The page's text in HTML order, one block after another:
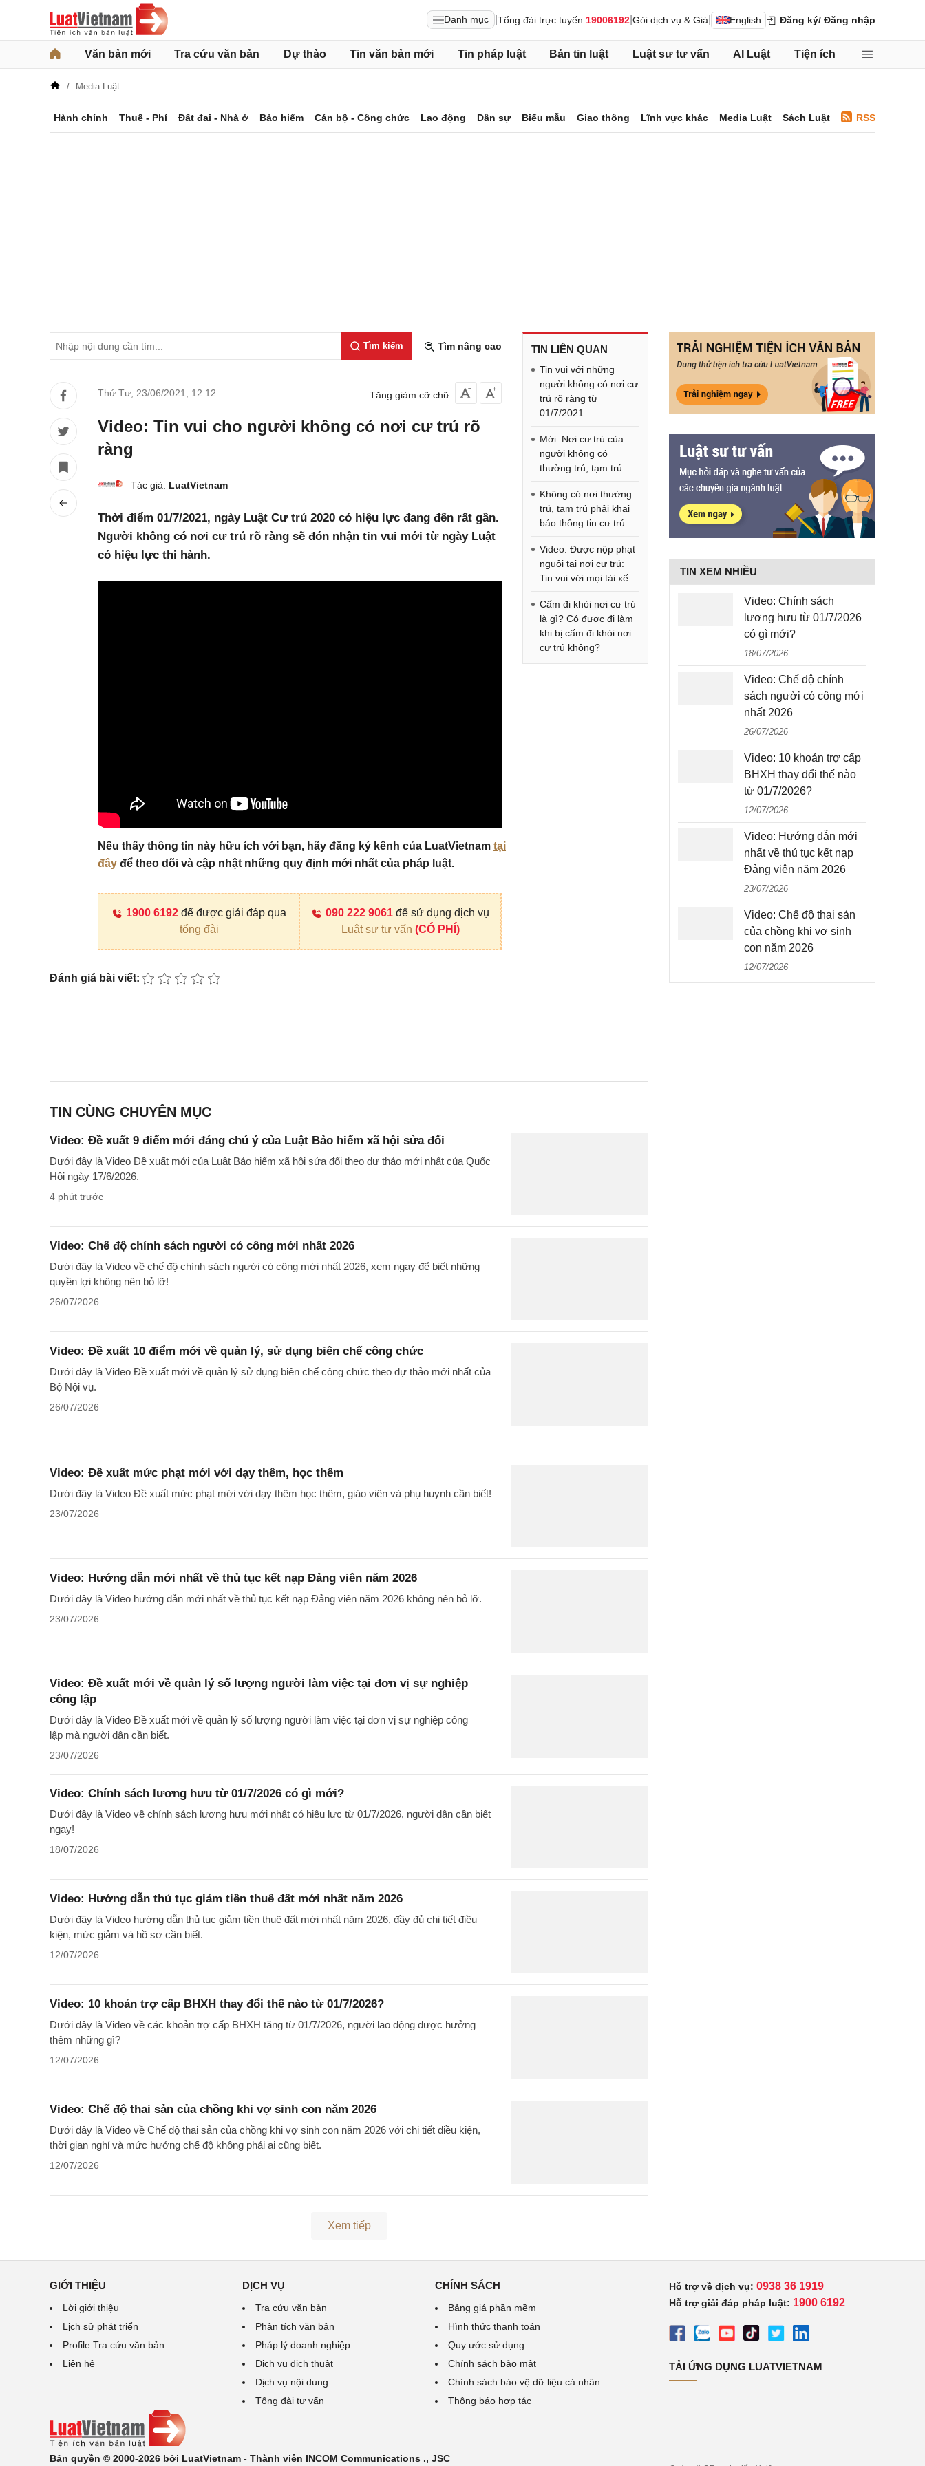
Danh mục Tổng đài trực tuyến 19006192 Gói dịch vụ & Giá English Đăng ký/ Đăng nhập
Văn bản mới Tra cứu văn bản Dự thảo Tin văn bản mới Tin pháp luật Bản tin luật Luật sư tư vấn AI Luật Tiện ích
Media Luật
Hành chính Thuế - Phí Đất đai - Nhà ở Bảo hiểm Cán bộ - Công chức Lao động Dân sự Biểu mẫu Giao thông Lĩnh vực khác Media Luật Sách Luật RSS
Tìm kiếm Tìm nâng cao
Thứ Tư, 23/06/2021 12:12 Tăng giảm cỡ chữ:
Video: Tin vui cho người không có nơi cư trú rõ
ràng
Tác giả: LuatVietnam
Thời điểm 01/7/2021, ngày Luật Cư trú 2020 có hiệu lực đang đến rất gần.
Người không có nơi cư trú rõ ràng sẽ đón nhận tin vui mới từ ngày Luật
có hiệu lực thi hành.
Nếu thấy thông tin này hữu ích với bạn, hãy đăng ký kênh của LuatVietnam tại
đây để theo dõi và cập nhật những quy định mới nhất của pháp luật.
1900 6192 để được giải đáp qua
tổng đài
090 222 9061 để sử dụng dịch vụ
Luật sư tư vấn (CÓ PHÍ)
Đánh giá bài viết:
TIN LIÊN QUAN
Tin vui với những
người không có nơi cư
trú rõ ràng từ
01/7/2021
Mới: Nơi cư trú của
người không có
thường trú, tạm trú
Không có nơi thường
trú, tạm trú phải khai
báo thông tin cư trú
Video: Được nộp phạt
nguội tại nơi cư trú:
Tin vui với mọi tài xế
Cấm đi khỏi nơi cư trú
là gì? Có được đi làm
khi bị cấm đi khỏi nơi
cư trú không?
TIN CÙNG CHUYÊN MỤC
Video: Đề xuất 9 điểm mới đáng chú ý của Luật Bảo hiểm xã hội sửa đổi
Dưới đây là Video Đề xuất mới của Luật Bảo hiểm xã hội sửa đổi theo dự thảo mới nhất của Quốc
Hội ngày 17/6/2026.
4 phút trước
Video: Chế độ chính sách người có công mới nhất 2026
Dưới đây là Video về chế độ chính sách người có công mới nhất 2026, xem ngay để biết những
quyền lợi không nên bỏ lỡ!
26/07/2026
Video: Đề xuất 10 điểm mới về quản lý, sử dụng biên chế công chức
Dưới đây là Video Đề xuất mới về quản lý sử dụng biên chế công chức theo dự thảo mới nhất của
Bộ Nội vụ.
26/07/2026
Video: Đề xuất mức phạt mới với dạy thêm, học thêm
Dưới đây là Video Đề xuất mức phạt mới với dạy thêm học thêm, giáo viên và phụ huynh cần biết!
23/07/2026
Video: Hướng dẫn mới nhất về thủ tục kết nạp Đảng viên năm 2026
Dưới đây là Video hướng dẫn mới nhất về thủ tục kết nạp Đảng viên năm 2026 không nên bỏ lỡ.
23/07/2026
Video: Đề xuất mới về quản lý số lượng người làm việc tại đơn vị sự nghiệp
công lập
Dưới đây là Video Đề xuất mới về quản lý số lượng người làm việc tại đơn vị sự nghiệp công
lập mà người dân cần biết.
23/07/2026
Video: Chính sách lương hưu từ 01/7/2026 có gì mới?
Dưới đây là Video về chính sách lương hưu mới nhất có hiệu lực từ 01/7/2026, người dân cần biết
ngay!
18/07/2026
Video: Hướng dẫn thủ tục giảm tiền thuê đất mới nhất năm 2026
Dưới đây là Video hướng dẫn thủ tục giảm tiền thuê đất mới nhất năm 2026, đầy đủ chi tiết điều
kiện, mức giảm và hồ sơ cần biết.
12/07/2026
Video: 10 khoản trợ cấp BHXH thay đổi thế nào từ 01/7/2026?
Dưới đây là Video về các khoản trợ cấp BHXH tăng từ 01/7/2026, người lao động được hưởng
thêm những gì?
12/07/2026
Video: Chế độ thai sản của chồng khi vợ sinh con năm 2026
Dưới đây là Video về Chế độ thai sản của chồng khi vợ sinh con năm 2026 với chi tiết điều kiện,
thời gian nghỉ và mức hưởng chế độ không phải ai cũng biết.
12/07/2026
Xem tiếp
TIN XEM NHIỀU
Video: Chính sách
lương hưu từ 01/7/2026
có gì mới?
18/07/2026
Video: Chế độ chính
sách người có công mới
nhất 2026
26/07/2026
Video: 10 khoản trợ cấp
BHXH thay đổi thế nào
từ 01/7/2026?
12/07/2026
Video: Hướng dẫn mới
nhất về thủ tục kết nạp
Đảng viên năm 2026
23/07/2026
Video: Chế độ thai sản
của chồng khi vợ sinh
con năm 2026
12/07/2026
GIỚI THIỆU
Lời giới thiệu
Lịch sử phát triển
Profile Tra cứu văn bản
Liên hệ
DỊCH VỤ
Tra cứu văn bản
Phân tích văn bản
Pháp lý doanh nghiệp
Dịch vụ dịch thuật
Dịch vụ nội dung
Tổng đài tư vấn
CHÍNH SÁCH
Bảng giá phần mềm
Hình thức thanh toán
Quy ước sử dụng
Chính sách bảo mật
Chính sách bảo vệ dữ liệu cá nhân
Thông báo hợp tác
Bản quyền © 2000-2026 bởi LuatVietnam - Thành viên INCOM Communications ., JSC
Hỗ trợ về dịch vụ: 0938 36 1919
Hỗ trợ giải đáp pháp luật: 1900 6192
TẢI ỨNG DỤNG LUATVIETNAM